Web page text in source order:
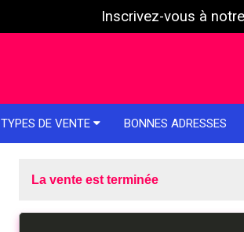
Inscrivez-vous à
TYPES DE VENTE BONNES ADRESSES
La vente est terminée